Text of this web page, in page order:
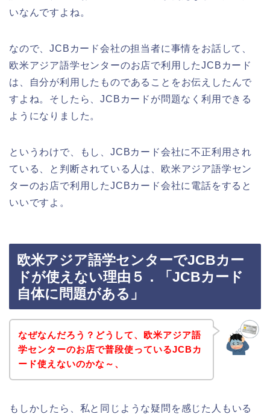
いなんですよね。
なので、JCBカード会社の担当者に事情をお話して、
欧米アジア語学センターのお店で利用したJCBカード
は、自分が利用したものであることをお伝えしたんで
すよね。そしたら、JCBカードが問題なく利用できる
ようになりました。
というわけで、もし、JCBカード会社に不正利用され
ている、と判断されている人は、欧米アジア語学セン
ターのお店で利用したJCBカード会社に電話をすると
いいですよ。
欧米アジア語学センターでJCBカー
ドが使えない理由５．「JCBカード
自体に問題がある」
なぜなんだろう？どうして、欧米アジア語
学センターのお店で普段使っているJCBカ
ード使えないのかな～、
もしかしたら、私と同じような疑問を感じた人もいる